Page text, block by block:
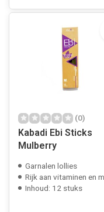
(0)
Kabadi Ebi Sticks
Mulberry
Garnalen lollies
Rijk aan vitaminen en
Inhoud: 12 stuks